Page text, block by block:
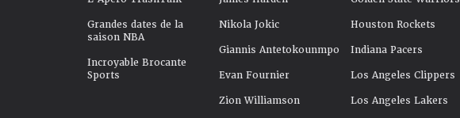
Grandes dates de la
saison NBA
Incroyable Brocante
Sports
Nikola Jokic
Giannis Antetokounmpo
Evan Fournier
Zion Williamson
Houston Rockets
Indiana Pacers
Los Angeles Clippers
Los Angeles Lakers